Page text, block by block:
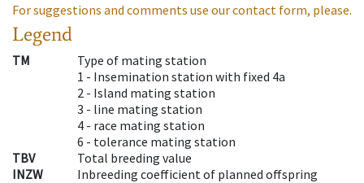
For suggestions and comments use our contact form, please.
Legend
TM
Type of mating station
1 - Insemination station with fixed 4a
2 - Island mating station
3 - line mating station
4 - race mating station
6 - tolerance mating station
TBV
Total breeding value
INZW
Inbreeding coefficient of planned offspring